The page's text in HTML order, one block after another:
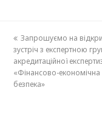
previous
post:
Запрошуємо на
зустріч з експертною
акредитаційної
«Фінансово-економічна
безпека»